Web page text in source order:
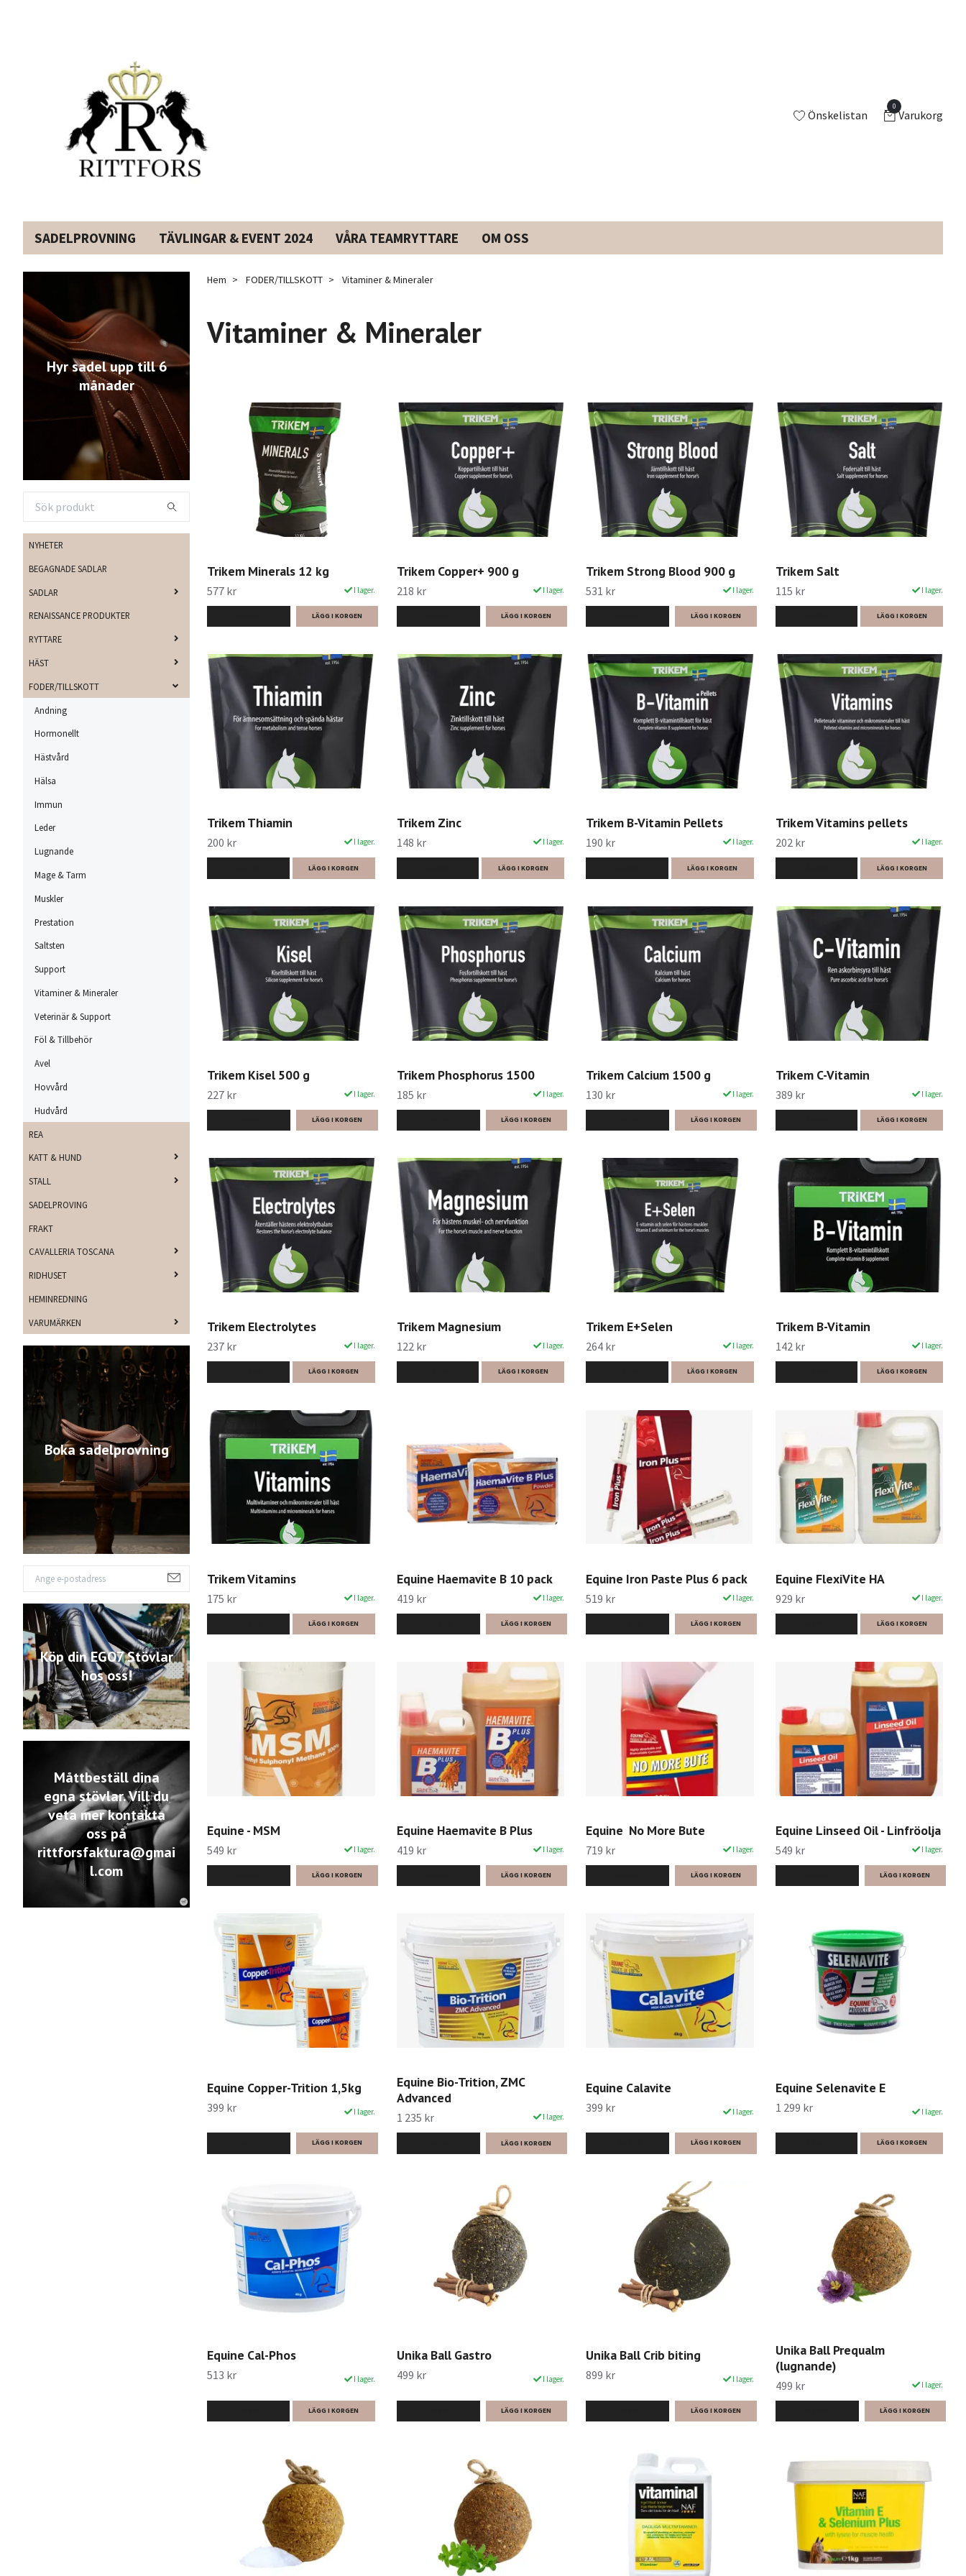
Önskelistan
0
Varukorg
SADELPROVNING TÄVLINGAR & EVENT 2024 VÅRA TEAMRYTTARE OM OSS
Hyr sadel upp till 6
månader
NYHETER
BEGAGNADE SADLAR
SADLAR
RENAISSANCE PRODUKTER
RYTTARE
HÄST
FODER/TILLSKOTT
Andning
Hormonellt
Hästvård
Hälsa
Immun
Leder
Lugnande
Mage & Tarm
Muskler
Prestation
Saltsten
Support
Vitaminer & Mineraler
Veterinär & Support
Föl & Tillbehör
Avel
Hovvård
Hudvård
REA
KATT & HUND
STALL
SADELPROVING
FRAKT
CAVALLERIA TOSCANA
RIDHUSET
HEMINREDNING
VARUMÄRKEN
Boka sadelprovning
Köp din EGO7 Stövlar
hos oss!
Måttbeställ dina
egna stövlar. Vill du
veta mer kontakta
oss på
rittforsfaktura@gmai
l.com
Hem FODER/TILLSKOTT Vitaminer & Mineraler
Vitaminer & Mineraler
Trikem Minerals 12 kg
577 kr I lager.
Trikem Copper+ 900 g
218 kr I lager.
Trikem Strong Blood 900 g
531 kr I lager.
Trikem Salt
115 kr I lager.
LÄGG I KORGEN
Trikem Thiamin
200 kr I lager.
LÄGG I KORGEN
Trikem Zinc
148 kr I lager.
LÄGG I KORGEN
Trikem B-Vitamin Pellets
190 kr I lager.
LÄGG I KORGEN
Trikem Vitamins pellets
202 kr I lager.
LÄGG I KORGEN
Trikem Kisel 500 g
227 kr I lager.
Trikem Phosphorus 1500
185 kr I lager.
Trikem Calcium 1500 g
130 kr I lager.
Trikem C-Vitamin
389 kr I lager.
LÄGG I KORGEN
Trikem Electrolytes
237 kr I lager.
LÄGG I KORGEN
Trikem Magnesium
122 kr I lager.
LÄGG I KORGEN
Trikem E+Selen
264 kr I lager.
LÄGG I KORGEN
Trikem B-Vitamin
142 kr I lager.
LÄGG I KORGEN
Trikem Vitamins
175 kr I lager.
LÄGG I KORGEN
Equine Haemavite B 10 pack
419 kr I lager.
Equine Iron Paste Plus 6 pack
519 kr I lager.
Equine FlexiVite HA
929 kr I lager.
LÄGG I KORGEN
Equine - MSM
549 kr I lager.
Equine Haemavite B Plus
419 kr I lager.
Equine No More Bute
719 kr I lager.
Equine Linseed Oil - Linfröolja
549 kr I lager.
Equine Copper-Trition 1,5kg
399 kr I lager.
Equine Bio-Trition, ZMC
Advanced
1 235 kr I lager.
Equine Calavite
399 kr I lager.
Equine Selenavite E
1 299 kr I lager.
LÄGG I KORGEN
Equine Cal-Phos
513 kr I lager.
LÄGG I KORGEN
Unika Ball Gastro
499 kr I lager.
Unika Ball Crib biting
899 kr I lager.
Unika Ball Prequalm
(lugnande)
499 kr I lager.